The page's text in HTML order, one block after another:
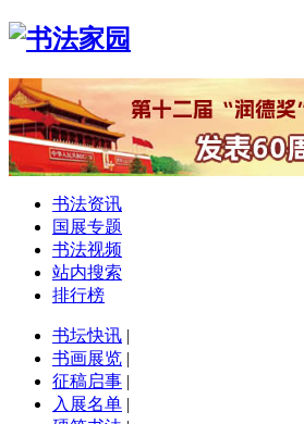
书法资讯
国展专题
书法视频
站内搜索
排行榜
书坛快讯 |
书画展览 |
征稿启事 |
入展名单 |